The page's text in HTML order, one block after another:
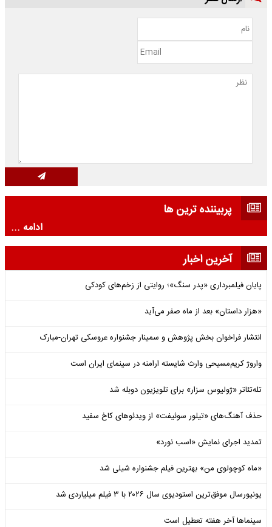
پربیننده ترین ها
ادامه ...
آخرین اخبار
پایان فیلمبرداری «پدر سنگ»؛ روایتی از زخم‌های کودکی
«هزار داستان» بعد از ماه صفر می‌آید
انتشار فراخوان بخش پژوهش و سمینار جشنواره عروسکی تهران-مبارک
واروژ کریم‌مسیحی وارث شایسته ارامنه در سینمای ایران است
تله‌تئاتر «ژولیوس سزار» برای تلویزیون دوبله شد
حذف آهنگ‌های «تیلور سوئیفت» از ویدئوهای کاخ سفید
تمدید اجرای نمایش «اسب نورد»
«ماه کوچولوی من» بهترین فیلم جشنواره شیلی شد
یونیورسال موفق‌ترین استودیوی سال ۲۰۲۶ با ۳ فیلم میلیاردی شد
سینماها آخر هفته تعطیل است